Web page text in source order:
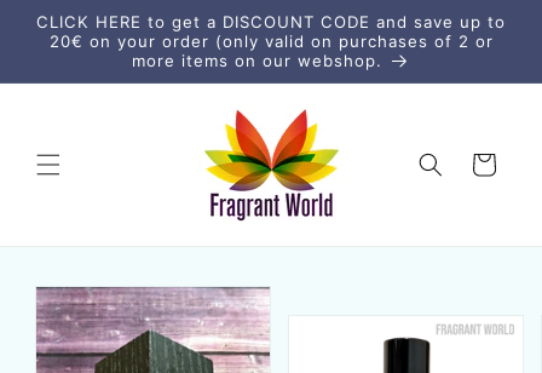
μετάβαση
περιεχόμενο
CLICK HERE to get a DISCOUNT CODE and save up to
20€ on your order (only valid on purchases of 2 or
more items on our webshop.
Καλάθι
στις
πληροφορίες
προϊόντος